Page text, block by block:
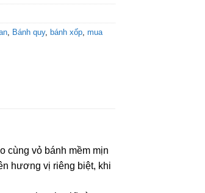
, Bánh quy, bánh xốp,mua
cùng vỏ bánh mềm mịn
hương vị riêng biệt, khi